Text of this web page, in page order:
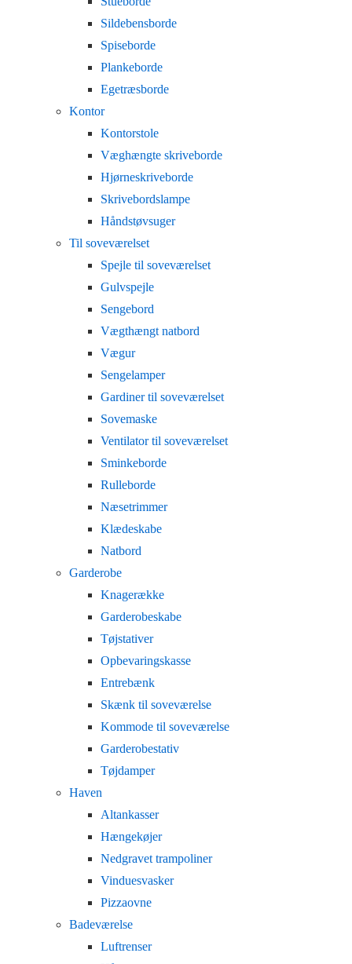
Sildebensborde
Spiseborde
Plankeborde
Egetræsborde
Kontor
Kontorstole
Væghængte skriveborde
Hjørneskriveborde
Skrivebordslampe
Håndstøvsuger
Til soveværelset
Spejle til soveværelset
Gulvspejle
Sengebord
Vægthængt natbord
Vægur
Sengelamper
Gardiner til soveværelset
Sovemaske
Ventilator til soveværelset
Sminkeborde
Rulleborde
Næsetrimmer
Klædeskabe
Natbord
Garderobe
Knagerække
Garderobeskabe
Tøjstativer
Opbevaringskasse
Entrebænk
Skænk til soveværelse
Kommode til soveværelse
Garderobestativ
Tøjdamper
Haven
Altankasser
Hængekøjer
Nedgravet trampoliner
Vinduesvasker
Pizzaovne
Badeværelse
Luftrenser